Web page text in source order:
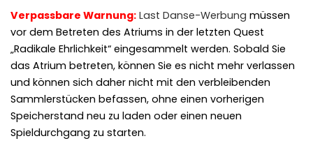
⚡ Tricks BEFORE website
Get exclusive codes and strategies before anyone else
🎁Limited-time game codes
Temporary download keys — grab them fast, they expire
🏆Steam Games Giveaways
Verpassbare Warnung: Last Danse-Werbung müssen
vor dem Betreten des Atriums in der letzten Quest
„Radikale Ehrlichkeit“ eingesammelt werden. Sobald Sie
das Atrium betreten, können Sie es nicht mehr verlassen
und können sich daher nicht mit den verbleibenden
Sammlerstücken befassen, ohne einen vorherigen
Speicherstand neu zu laden oder einen neuen
Spieldurchgang zu starten.